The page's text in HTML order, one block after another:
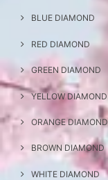
BLUE DIAMOND
RED DIAMOND
GREEN DIAMOND
YELLOW DIAMOND
ORANGE DIAMOND
BROWN DIAMOND
WHITE DIAMOND